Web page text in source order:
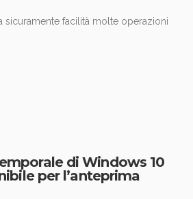
sicuramente facilità molte operazioni
di Windows 10
per l’anteprima